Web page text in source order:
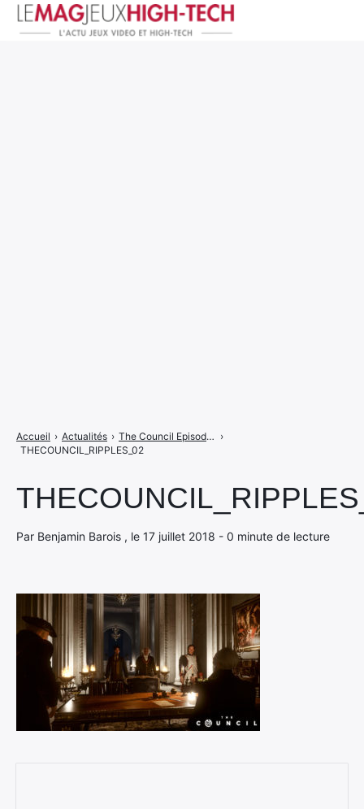
Par Benjamin Barois , le 17 juillet 2018 - 0 minute de lecture
Accueil › Actualités › The Council Episode 3 : Ripples bientôt disponible ›
THECOUNCIL_RIPPLES_02